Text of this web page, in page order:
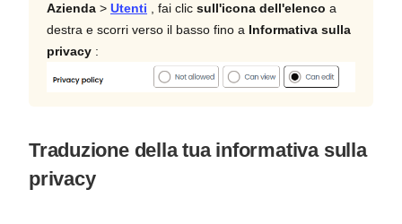
Azienda > Utenti , fai clic sull'icona dell'elenco a
destra e scorri verso il basso fino a Informativa sulla
privacy :
Traduzione della tua informativa sulla
privacy